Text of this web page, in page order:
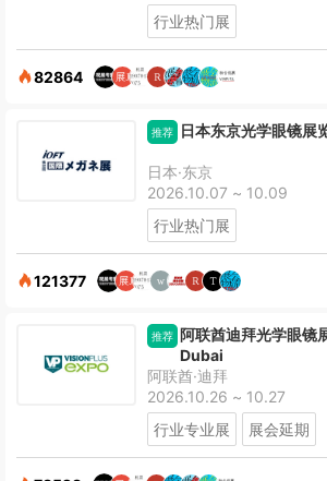
行业热门展
82864
推荐 日本东京光学眼镜展
日本·东京
2026.10.07 ~ 10.09
行业热门展
121377
推荐 阿联酋迪拜光学眼
Dubai
阿联酋·迪拜
2026.10.26 ~ 10.27
行业专业展
展会延期